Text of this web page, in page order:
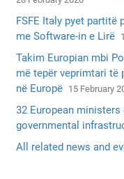
FSFE Italy pyet
me Software-in e Lirë
Takim Europian mbi
më tepër veprimtari të
në Europë 15 February
32 European
governmental
All related news and